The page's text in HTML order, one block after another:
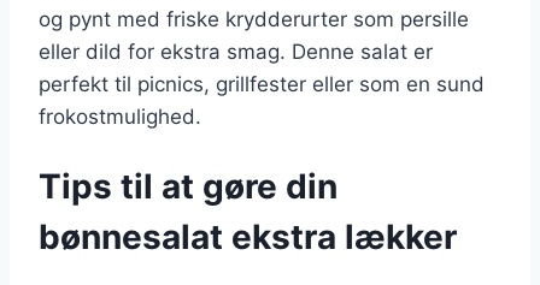
og pynt med friske krydderurter som persille
eller dild for ekstra smag. Denne salat er
perfekt til picnics, grillfester eller som en sund
frokostmulighed.
Tips til at gøre din
bønnesalat ekstra lækker